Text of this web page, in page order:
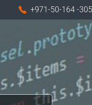
+971-50-164 -